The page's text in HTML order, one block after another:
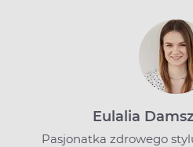
Eulalia
Pasjonatka zdrowego